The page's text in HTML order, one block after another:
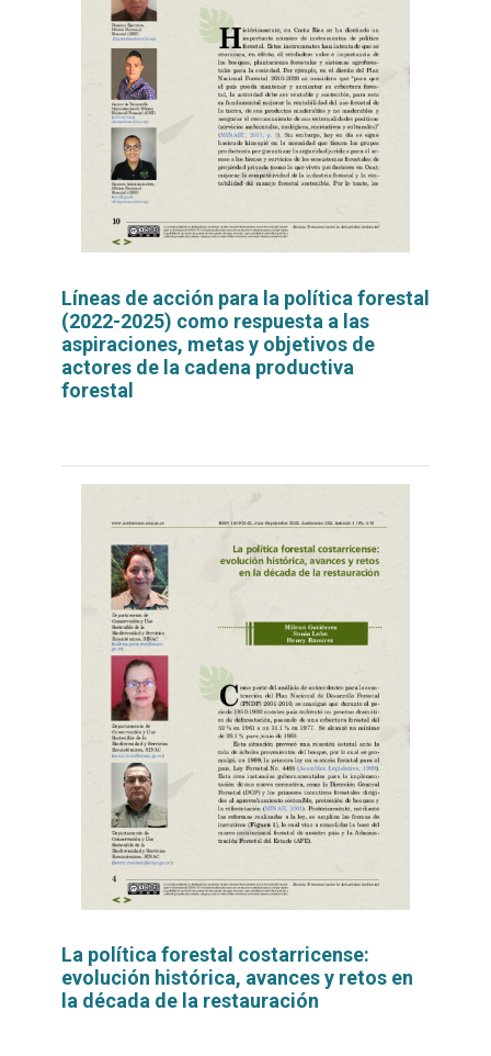
Líneas de acción para la política forestal
(2022-2025) como respuesta a las
aspiraciones, metas y objetivos de
actores de la cadena productiva
forestal
La política forestal costarricense:
evolución histórica, avances y retos en
la década de la restauración